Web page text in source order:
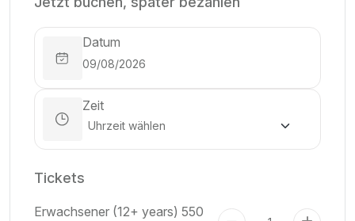
Datum
Zeit
Tickets
Erwachsener (12+ years) 550